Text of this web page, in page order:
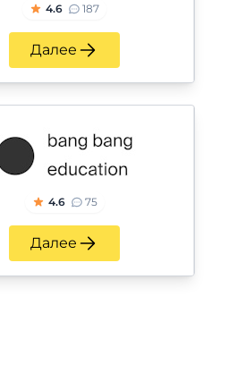
4.6 187
Далее
4.6 75
Далее